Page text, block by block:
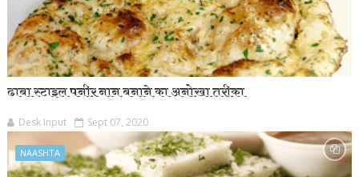
ढाबा स्टाइल पनीर नान बनाने का अनोखा तरीका
Desk Input Sept 07, 2020
NAASHTA